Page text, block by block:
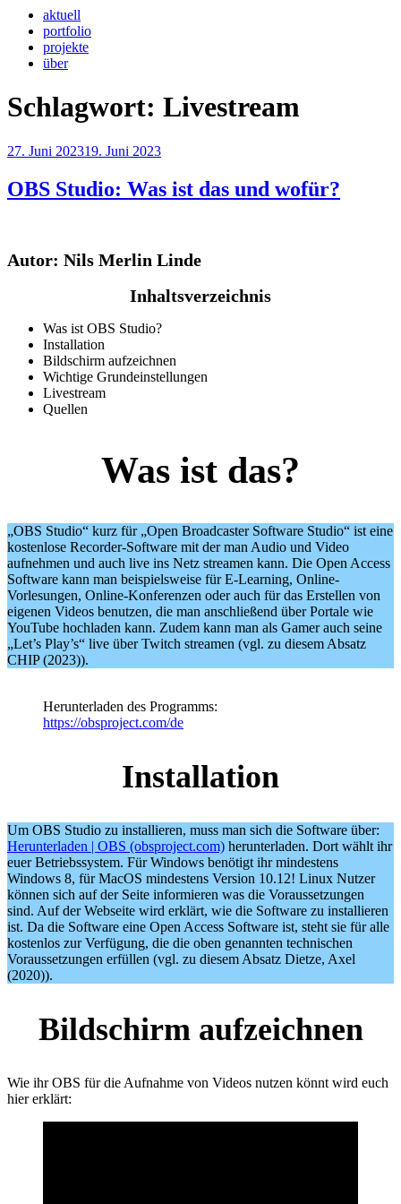
aktuell
portfolio
projekte
über
Schlagwort: Livestream
Veröffentlicht
27. Juni 202319. Juni 2023
OBS Studio: Was ist das und wofür?
Autor: Nils Merlin Linde
Inhaltsverzeichnis
Was ist OBS Studio?
Installation
Bildschirm aufzeichnen
Wichtige Grundeinstellungen
Livestream
Quellen
Was ist das?
„OBS Studio“ kurz für „Open Broadcaster Software Studio“ ist eine
kostenlose Recorder-Software mit der man Audio und Video
aufnehmen und auch live ins Netz streamen kann. Die Open Access
Software kann man beispielsweise für E-Learning, Online-
Vorlesungen, Online-Konferenzen oder auch für das Erstellen von
eigenen Videos benutzen, die man anschließend über Portale wie
YouTube hochladen kann. Zudem kann man als Gamer auch seine
„Let’s Play’s“ live über Twitch streamen (vgl. zu diesem Absatz
CHIP (2023)).
Herunterladen des Programms:
https://obsproject.com/de
Installation
Um OBS Studio zu installieren, muss man sich die Software über:
Herunterladen | OBS (obsproject.com) herunterladen. Dort wählt ihr
euer Betriebssystem. Für Windows benötigt ihr mindestens
Windows 8, für MacOS mindestens Version 10.12! Linux Nutzer
können sich auf der Seite informieren was die Voraussetzungen
sind. Auf der Webseite wird erklärt, wie die Software zu installieren
ist. Da die Software eine Open Access Software ist, steht sie für alle
kostenlos zur Verfügung, die die oben genannten technischen
Voraussetzungen erfüllen (vgl. zu diesem Absatz Dietze, Axel
(2020)).
Bildschirm aufzeichnen
Wie ihr OBS für die Aufnahme von Videos nutzen könnt wird euch
hier erklärt: